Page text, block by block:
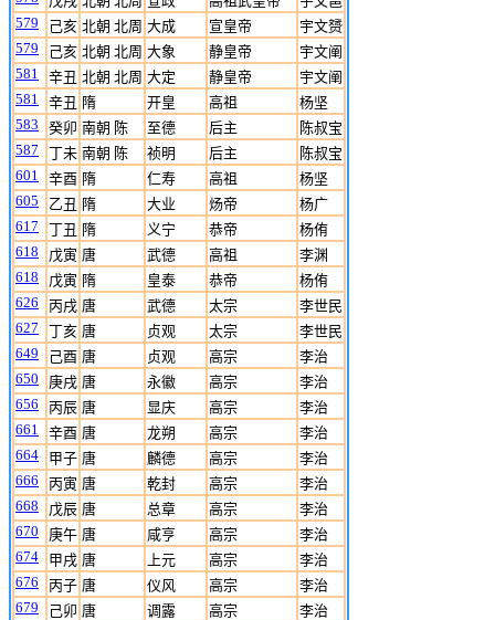
579
己亥 北朝 北周 大成 宣皇帝
宇文赟
579
己亥 北朝 北周 大象 静皇帝
宇文阐
581
辛丑 北朝 北周 大定 静皇帝
宇文阐
581
辛丑 隋 开皇 高祖
杨坚
583
癸卯 南朝 陈 至德 后主
陈叔宝
587
丁未 南朝 陈 祯明 后主
陈叔宝
601
辛酉 隋 仁寿 高祖
杨坚
605
乙丑 隋 大业 炀帝
杨广
617
丁丑 隋 义宁 恭帝
杨侑
618
戊寅 唐 武德 高祖
李渊
618
戊寅 隋 皇泰 恭帝
杨侑
626
丙戌 唐 武德 太宗
李世民
627
丁亥 唐 贞观 太宗
李世民
649
己酉 唐 贞观 高宗
李治
650
庚戌 唐 永徽 高宗
李治
656
丙辰 唐 显庆 高宗
李治
661
辛酉 唐 龙朔 高宗
李治
664
甲子 唐 麟德 高宗
李治
666
丙寅 唐 乾封 高宗
李治
668
戊辰 唐 总章 高宗
李治
670
庚午 唐 咸亨 高宗
李治
674
甲戌 唐 上元 高宗
李治
676
丙子 唐 仪风 高宗
李治
679
己卯 唐 调露 高宗
李治